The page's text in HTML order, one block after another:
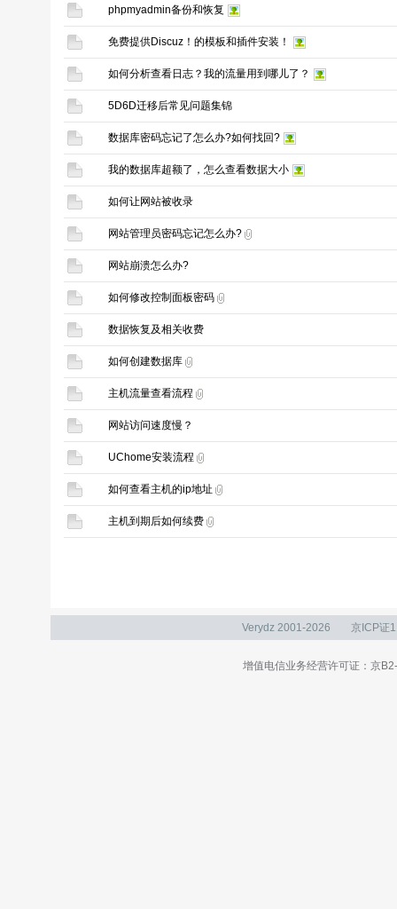
phpmyadmin备份和恢复
免费提供Discuz！的模板和插件安装！
如何分析查看日志？我的流量用到哪儿了？
5D6D迁移后常见问题集锦
数据库密码忘记了怎么办?如何找回?
我的数据库超额了，怎么查看数据大小
如何让网站被收录
网站管理员密码忘记怎么办?
网站崩溃怎么办?
如何修改控制面板密码
数据恢复及相关收费
如何创建数据库
主机流量查看流程
网站访问速度慢？
UChome安装流程
如何查看主机的ip地址
主机到期后如何续费
Verydz 2001-2026 京ICP证
增值电信业务经营许可证：京